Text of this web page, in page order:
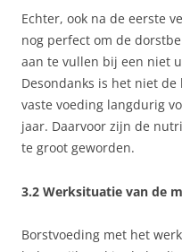
Echter, ook na de eerste
nog perfect om de
aan te vullen bij een niet
Desondanks is het niet
vaste voeding langdurig
jaar. Daarvoor zijn de
te groot geworden.
3.2 Werksituatie van de
Borstvoeding met het